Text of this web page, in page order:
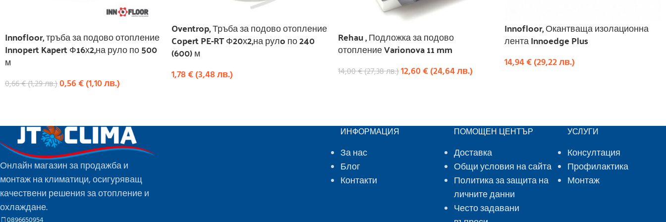
Innofloor, тръба за подово отопление
Innopert Kapert Ф16х2,на руло по 500
м
0,66€(1,29лв.)0,56€(1,10лв.)
Oventrop, Тръба за подово отопление
Copert PE-RT Ф20х2,на рулo по 240
(600) м
1,78€(3,48лв.)
Rehau , Подложка за подово
отопление Varionova 11 mm
14,00€(27,38лв.)12,60€(24,64лв.)
Innofloor, Окантваща изолационна
лента Innoedge Plus
14,94€(29,22лв.)
Онлайн магазин за продажба и
монтаж на климатици, осигуряващ
качествени решения за отопление и
охлаждане.
ИНФОРМАЦИЯ
За нас
Блог
Контакти
ПОМОЩЕН ЦЕНТЪР
Доставка
Общи условия на сайта
Политика за защита на
личните данни
Често задавани
УСЛУГИ
Консултация
Профилактика
Монтаж